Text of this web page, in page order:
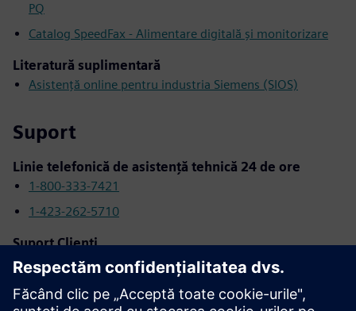
PQ
Catalog SpeedFax - Alimentare digitală și monitorizare
Literatură suplimentară
Asistență online pentru industria Siemens (SIOS)
Suport
Linie telefonică de asistență tehnică 24 de ore
1-800-333-7421
1-423-262-5710
Suport Clienți
1-8666-663-7324
info.us@siemens.com